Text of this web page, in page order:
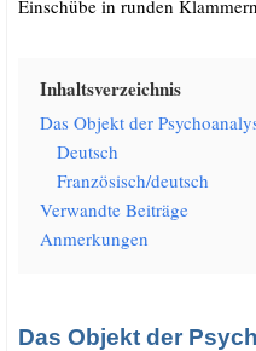
Ein­schü­be in run­den
Inhalts­ver­zeich­nis
Das Objekt der
Deutsch
Französisch/​deutsch
Ver­wand­te Beiträge
Anmer­kun­gen
Das Objekt der